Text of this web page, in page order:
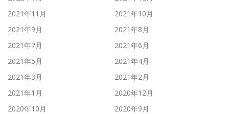
2021年11月
2021年10月
2021年9月
2021年8月
2021年7月
2021年6月
2021年5月
2021年4月
2021年3月
2021年2月
2021年1月
2020年12月
2020年10月
2020年9月